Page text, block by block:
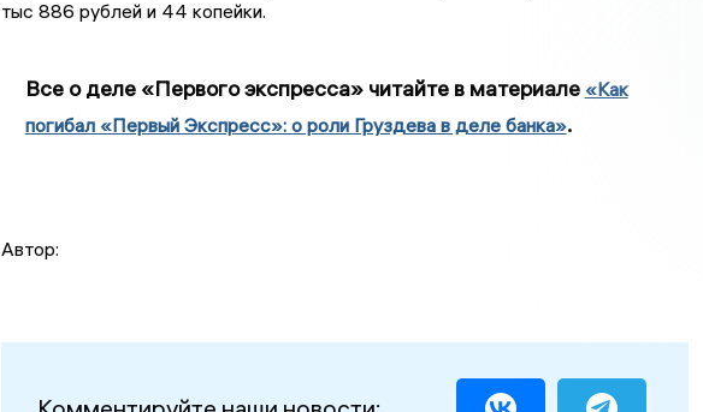
тыс 886 рублей и 44 копейки.
Все о деле «Первого экспресса» читайте в материале «Как
погибал «Первый Экспресс»: о роли Груздева в деле банка».
Автор: